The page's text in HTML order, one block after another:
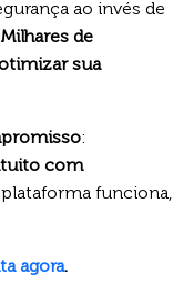
ao invés de
Milhares de
sua
:
com
funciona,
agora.